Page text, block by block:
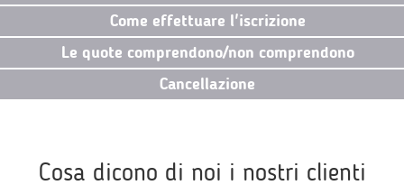
Come effettuare l'iscrizione
Le quote comprendono/non comprendono
Cancellazione
Cosa dicono di noi i nostri clienti